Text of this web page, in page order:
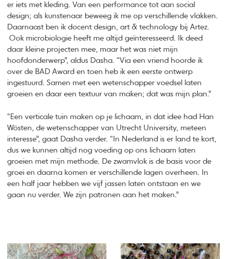
er iets met kleding. Van een performance tot aan social
design; als kunstenaar beweeg ik me op verschillende vlakken.
Daarnaast ben ik docent design, art & technology bij Artez.
Ook microbiologie heeft me altijd geïnteresseerd. Ik deed
daar kleine projecten mee, maar het was niet mijn
hoofdonderwerp”, aldus Dasha. “Via een vriend hoorde ik
over de BAD Award en toen heb ik een eerste ontwerp
ingestuurd. Samen met een wetenschapper voedsel laten
groeien en daar een textuur van maken; dat was mijn plan.”
“Een verticale tuin maken op je lichaam, in dat idee had Han
Wösten, de wetenschapper van Utrecht University, meteen
interesse”, gaat Dasha verder. “In Nederland is er land te kort,
dus we kunnen altijd nog voeding op ons lichaam laten
groeien met mijn methode. De zwamvlok is de basis voor de
groei en daarna komen er verschillende lagen overheen. In
een half jaar hebben we vijf jassen laten ontstaan en we
gaan nu verder. We zijn patronen aan het maken.”